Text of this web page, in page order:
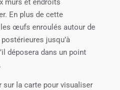
murs et endroits
En plus de cette
œufs enroulés autour de
jusqu’à
déposera dans un point
la carte pour visualiser